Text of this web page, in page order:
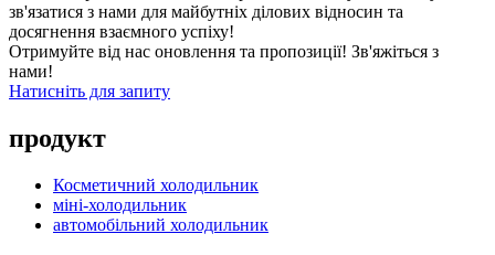
зв'язатися з нами для майбутніх ділових відносин та
досягнення взаємного успіху!
Отримуйте від нас оновлення та пропозиції! Зв'яжіться з
нами!
Натисніть для запиту
продукт
Косметичний холодильник
міні-холодильник
автомобільний холодильник